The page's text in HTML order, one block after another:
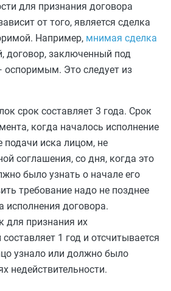
для признания договора
от того, является сделка
Например, мнимая сделка
договор, заключенный под
Это следует из
срок составляет 3 года. Срок
когда началось исполнение
подачи иска лицом, не
соглашения, со дня, когда это
было узнать о начале его
требование надо не позднее
исполнения договора.
для признания их
1 год и отсчитывается
узнало или должно было
недействительности.